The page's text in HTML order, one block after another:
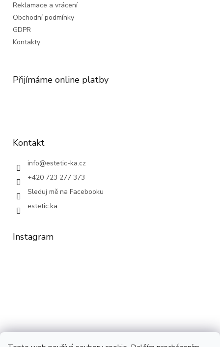
Reklamace a vrácení
Obchodní podmínky
GDPR
Kontakty
Přijímáme online platby
Kontakt
info@estetic-ka.cz
+420 723 277 373
Sleduj mě na Facebooku
estetic.ka
Instagram